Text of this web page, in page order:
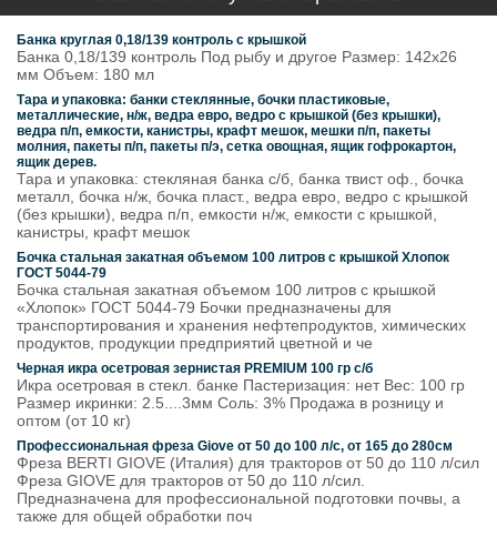
Банка круглая 0,18/139 контроль с крышкой
Банка 0,18/139 контроль Под рыбу и другое Размер: 142x26
мм Объем: 180 мл
Тара и упаковка: банки стеклянные, бочки пластиковые,
металлические, н/ж, ведра евро, ведро с крышкой (без крышки),
ведра п/п, емкости, канистры, крафт мешок, мешки п/п, пакеты
молния, пакеты п/п, пакеты п/э, сетка овощная, ящик гофрокартон,
ящик дерев.
Тара и упаковка: стекляная банка с/б, банка твист оф., бочка
металл, бочка н/ж, бочка пласт., ведра евро, ведро с крышкой
(без крышки), ведра п/п, емкости н/ж, емкости с крышкой,
канистры, крафт мешок
Бочка стальная закатная объемом 100 литров с крышкой Хлопок
ГОСТ 5044-79
Бочка стальная закатная объемом 100 литров с крышкой
«Хлопок» ГОСТ 5044-79 Бочки предназначены для
транспортирования и хранения нефтепродуктов, химических
продуктов, продукции предприятий цветной и че
Черная икра осетровая зернистая PREMIUM 100 гр с/б
Икра осетровая в стекл. банке Пастеризация: нет Вес: 100 гр
Размер икринки: 2.5....3мм Соль: 3% Продажа в розницу и
оптом (от 10 кг)
Профессиональная фреза Giove от 50 до 100 л/с, от 165 до 280см
Фреза BERTI GIOVE (Италия) для тракторов от 50 до 110 л/сил
Фреза GIOVE для тракторов от 50 до 110 л/сил.
Предназначена для профессиональной подготовки почвы, а
также для общей обработки поч